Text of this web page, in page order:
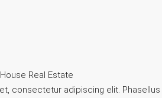
Real Estate
consectetur adipiscing elit. Phasellus